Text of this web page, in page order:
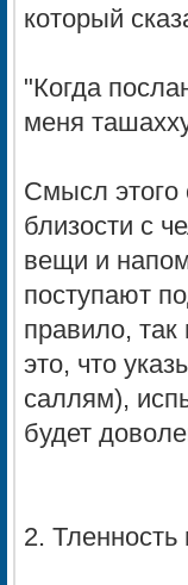
который
"Когда
меня
Смысл этого
близости с
вещи и
поступают
правило,
это, что
саллям),
будет
2. Тленность